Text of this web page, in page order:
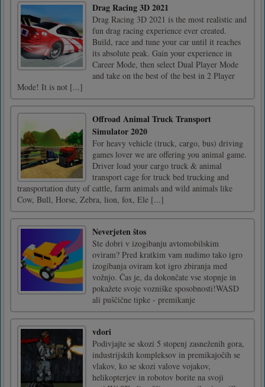
Drag Racing 3D 2021
Drag Racing 3D 2021 is the most realistic and
fun drag racing experience ever created.
Build, race and tune your car until it reaches
its absolute peak. Gain your experience in
Career Mode, then select Dual Player Mode
and take on the best of the best in 2 Player
Mode! It is not [...]
Offroad Animal Truck Transport
Simulator 2020
For heavy vehicle (truck, cargo, bus) driving
games lover we are offering you animal game.
Driver load your cargo truck & animal
transport cage for truck bed trucking and
transportation duty of cattle, farm animals and wild animals like
Cow, Bull, Horse, Zebra, lion, fox, Ele [...]
Neverjeten štos
Ste dobri v izogibanju avtomobilskim
oviram? Pred kratkim vam nudimo tako igro
izogibanja oviram kot igro zbiranja med
vožnjo. Čas je, da dokončate vse stopnje in
pokažete svoje vozniške sposobnosti!WASD
ali puščične tipke - premikanje
vdori
Podivjajte se skozi 5 stopenj zasneženih gora,
industrijskih kompleksov in premikajočih se
vlakov, ko se skozi valove vojakov,
helikopterjev in robotov borite na svoji